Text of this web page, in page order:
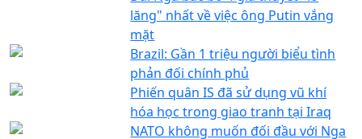
lăng" nhất về việc ông Putin vắng
mặt
Brazil: Gần 1 triệu người biểu tình
phản đối chính phủ
Phiến quân IS đã sử dụng vũ khí
hóa học trong giao tranh tại Iraq
NATO không muốn đối đầu với Nga